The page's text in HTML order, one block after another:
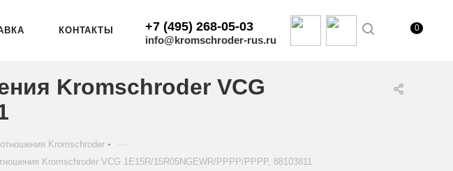
КОНТАКТЫ +7 (495) 268-05-03
info@kromschroder-rus.ru
0
Kromschroder VCG
Kromschroder
Kromschroder VCG 1E15R/15R05NGEWR/PPPP/PPPP, 88103811